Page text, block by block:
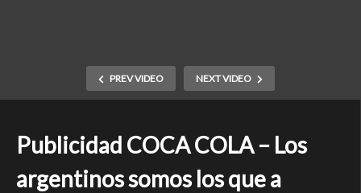
PREV VIDEO NEXT VIDEO
Publicidad COCA COLA – Los
argentinos somos los que a